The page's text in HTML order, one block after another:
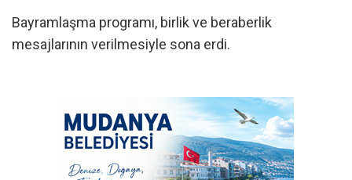
Bayramlaşma programı, birlik ve beraberlik
mesajlarının verilmesiyle sona erdi.